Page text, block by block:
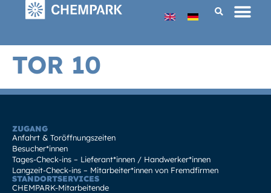
TOR 10
ZUGANG
Anfahrt & Toröffnungszeiten
Besucher*innen
Tages-Check-ins – Lieferant*innen / Handwerker*innen
Langzeit-Check-ins – Mitarbeiter*innen von Fremdfirmen
STANDORTSERVICES
CHEMPARK-Mitarbeitende